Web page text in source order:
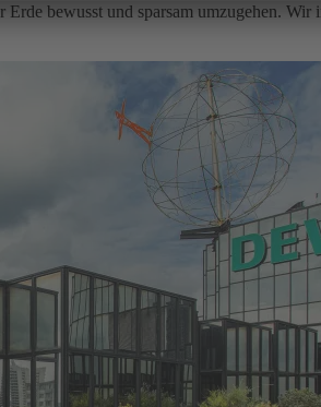
bewusst und sparsam umzugehen.